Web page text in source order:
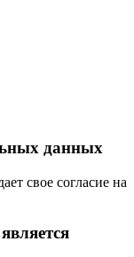
данных
свое согласие на